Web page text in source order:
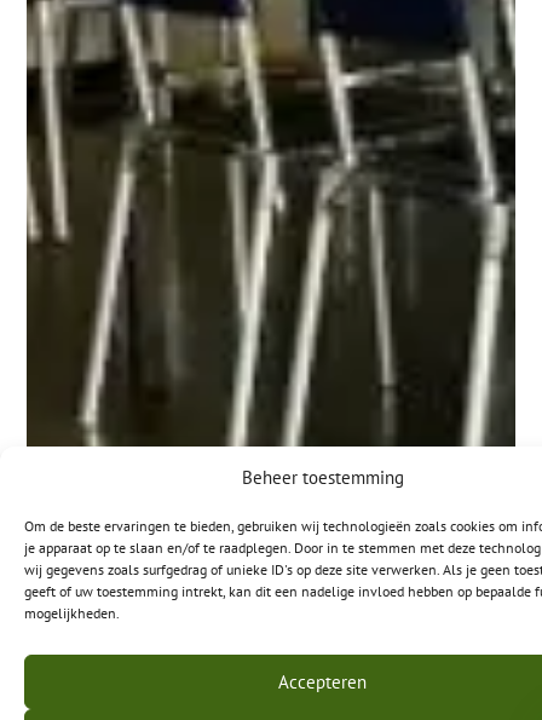
Beheer toestemming
Om de beste ervaringen te bieden, gebruiken wij technologieën zoals cookies om
je apparaat op te slaan en/of te raadplegen. Door in te stemmen met deze
wij gegevens zoals surfgedrag of unieke ID's op deze site verwerken. Als je geen
geeft of uw toestemming intrekt, kan dit een nadelige invloed hebben op bepaalde
mogelijkheden.
Accepteren